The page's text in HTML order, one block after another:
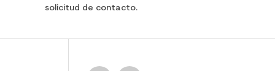
solicitud de contacto.